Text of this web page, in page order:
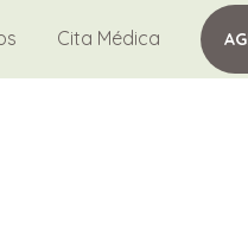
Cita Médica